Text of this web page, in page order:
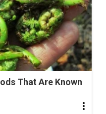
That Are Known